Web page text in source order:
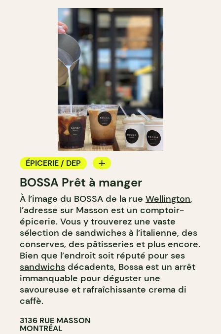
ÉPICERIE / DEP
COMPTOIR
BOSSA Prêt à manger
À l’image du BOSSA de la rue Wellington,
l’adresse sur Masson est un comptoir-
épicerie. Vous y trouverez une vaste
sélection de sandwiches à l’italienne, des
conserves, des pâtisseries et plus encore.
Bien que l’endroit soit réputé pour ses
sandwichs décadents, Bossa est un arrêt
immanquable pour déguster une
savoureuse et rafraîchissante crema di
caffè.
3136 RUE MASSON
MONTRÉAL